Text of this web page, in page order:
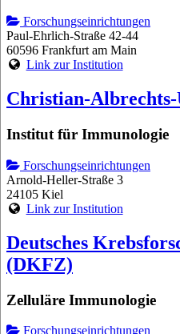
Forschungseinrichtungen
Paul-Ehrlich-Straße 42-44
60596 Frankfurt am Main
Link zur Institution
Christian-
Institut für Immunologie
Forschungseinrichtungen
Arnold-Heller-Straße 3
24105 Kiel
Link zur Institution
Deutsches
(DKFZ)
Zelluläre Immunologie
Forschungseinrichtungen